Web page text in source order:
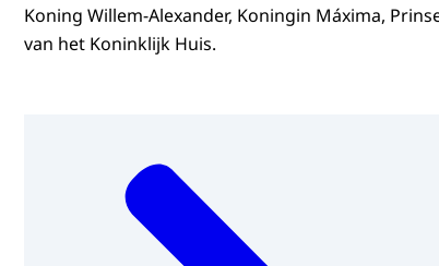
Koning Willem-Alexander, Koningin Máxima,
van het Koninklijk Huis.